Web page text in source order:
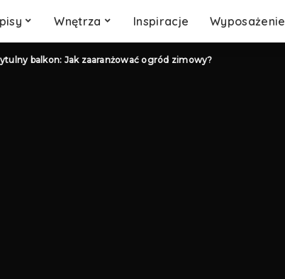
Wnętrza Inspiracje Wyposażenie
balkon: Jak zaaranżować ogród zimowy?